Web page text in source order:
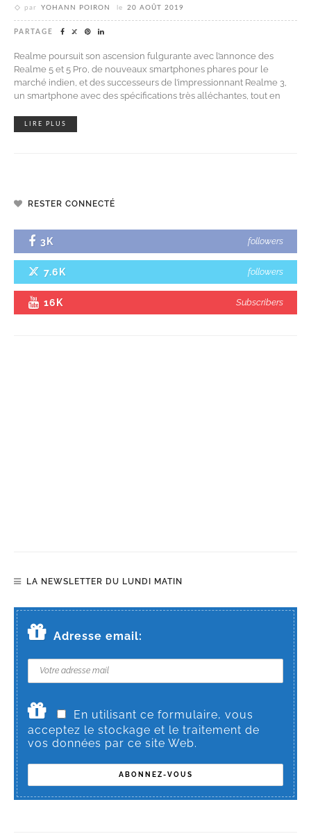
par YOHANN POIRON le 20 AOÛT 2019
PARTAGE
Realme poursuit son ascension fulgurante avec l’annonce des
Realme 5 et 5 Pro, de nouveaux smartphones phares pour le
marché indien, et des successeurs de l’impressionnant Realme 3,
un smartphone avec des spécifications très alléchantes, tout en
LIRE PLUS
RESTER CONNECTÉ
3K followers
7.6K followers
16K Subscribers
LA NEWSLETTER DU LUNDI MATIN
Adresse email:
En utilisant ce formulaire, vous
acceptez le stockage et le traitement de
vos données par ce site Web.